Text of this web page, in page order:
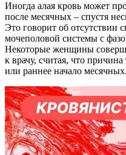
Иногда алая кровь может
после месячных – спустя
Это говорит об отсутствии
мочеполовой системы с
Некоторые женщины
к врачу, считая, что
или раннее начало месячных.